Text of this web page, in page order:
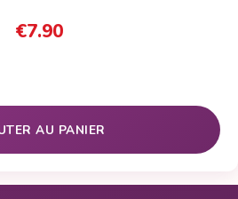
€7.90
AU PANIER